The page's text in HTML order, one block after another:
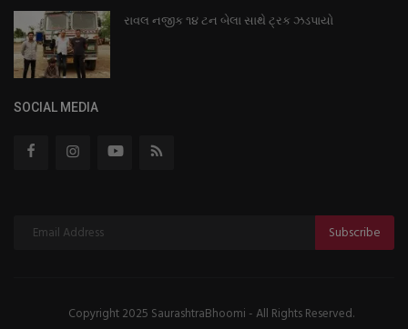
રાવલ નજીક ૧૪ ટન બેલા સાથે ટ્રક ઝડપાયો
SOCIAL MEDIA
Subscribe
Copyright 2025 SaurashtraBhoomi - All Rights Reserved.